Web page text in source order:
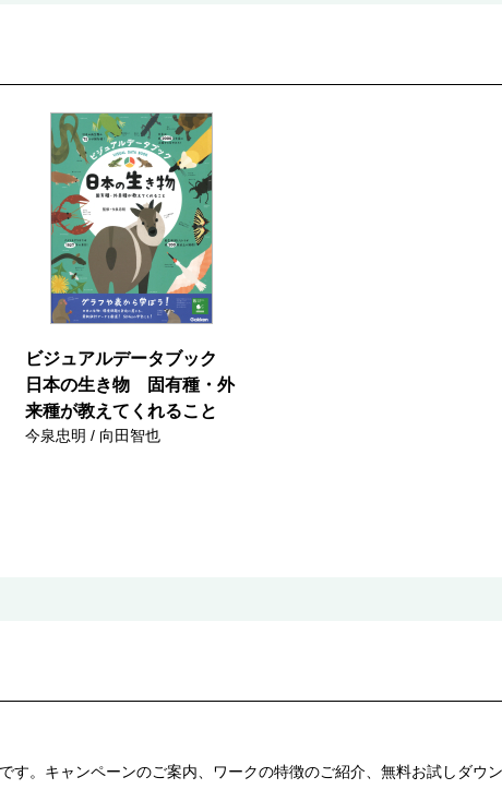
ビジュアルデータブック
日本の生き物 固有種・外
来種が教えてくれること
今泉忠明 / 向田智也
す。キャンペーンのご案内、ワークの特徴のご紹介、無料お試しダウ